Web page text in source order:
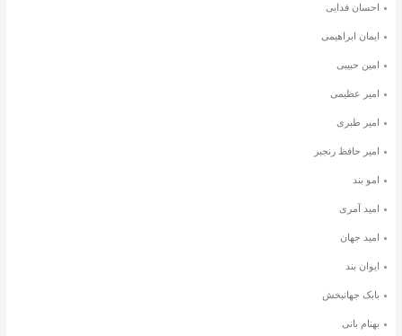
احسان فدایی
ایمان ابراهیمی
امین حبیبی
امیر عظیمی
امیر طبری
امیر حافظ رنجبر
امو بند
امید آمری
امید جهان
ایوان بند
بابک جهانبخش
بهنام بانی